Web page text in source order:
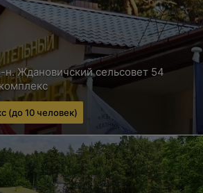
Ждановичский сельсовет 54
(до 10 человек)